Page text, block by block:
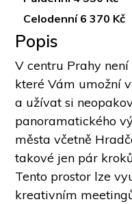
Celodenní 6 370 Kč
Popis
V centru Prahy
které Vám umožní
a užívat si
panoramatického
města včetně
takové jen pár
Tento prostor lze
kreativním